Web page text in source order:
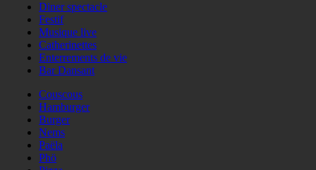
Diner spectacle
Festif
Musique live
Catherinettes
Enterrements de vie
Bar Dansant
Couscous
Hamburger
Burger
Nems
Paëla
Phö